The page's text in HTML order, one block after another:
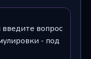
вопрос
- под